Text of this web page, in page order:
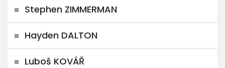
Stephen ZIMMERMAN
Hayden DALTON
Luboš KOVÁŘ